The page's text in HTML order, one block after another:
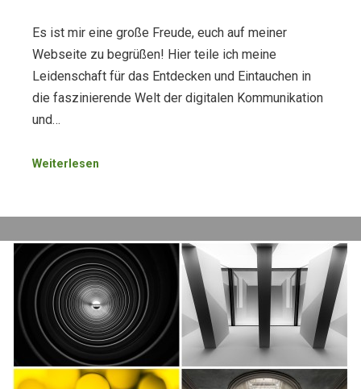
Es ist mir eine große Freude, euch auf meiner
Webseite zu begrüßen! Hier teile ich meine
Leidenschaft für das Entdecken und Eintauchen in
die faszinierende Welt der digitalen Kommunikation
und…
Weiterlesen